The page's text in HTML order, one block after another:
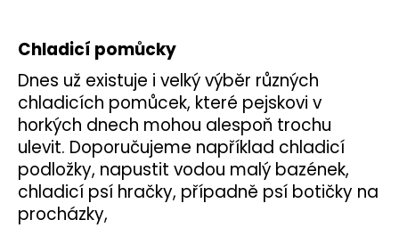
Chladicí pomůcky
Dnes už existuje i velký výběr různých
chladicích pomůcek, které pejskovi v
horkých dnech mohou alespoň trochu
ulevit. Doporučujeme například chladicí
podložky, napustit vodou malý bazének,
chladicí psí hračky, případně psí botičky na
procházky,